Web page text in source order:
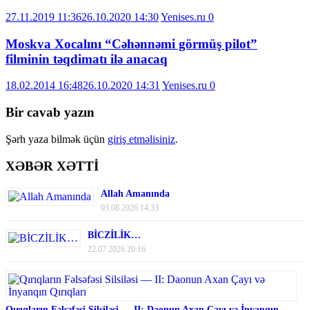
27.11.2019 11:3626.10.2020 14:30Yenises.ru 0
Moskva Xocalını “Cəhənnəmi görmüş pilot”
filminin təqdimatı ilə anacaq
18.02.2014 16:4826.10.2020 14:31 Yenises.ru 0
Bir cavab yazın
Şərh yaza bilmək üçün giriş etməlisiniz.
XƏBƏR XƏTTİ
Allah Amanında
03.08.2026 14:33
BİCZİLİK…
22.07.2026 20:16